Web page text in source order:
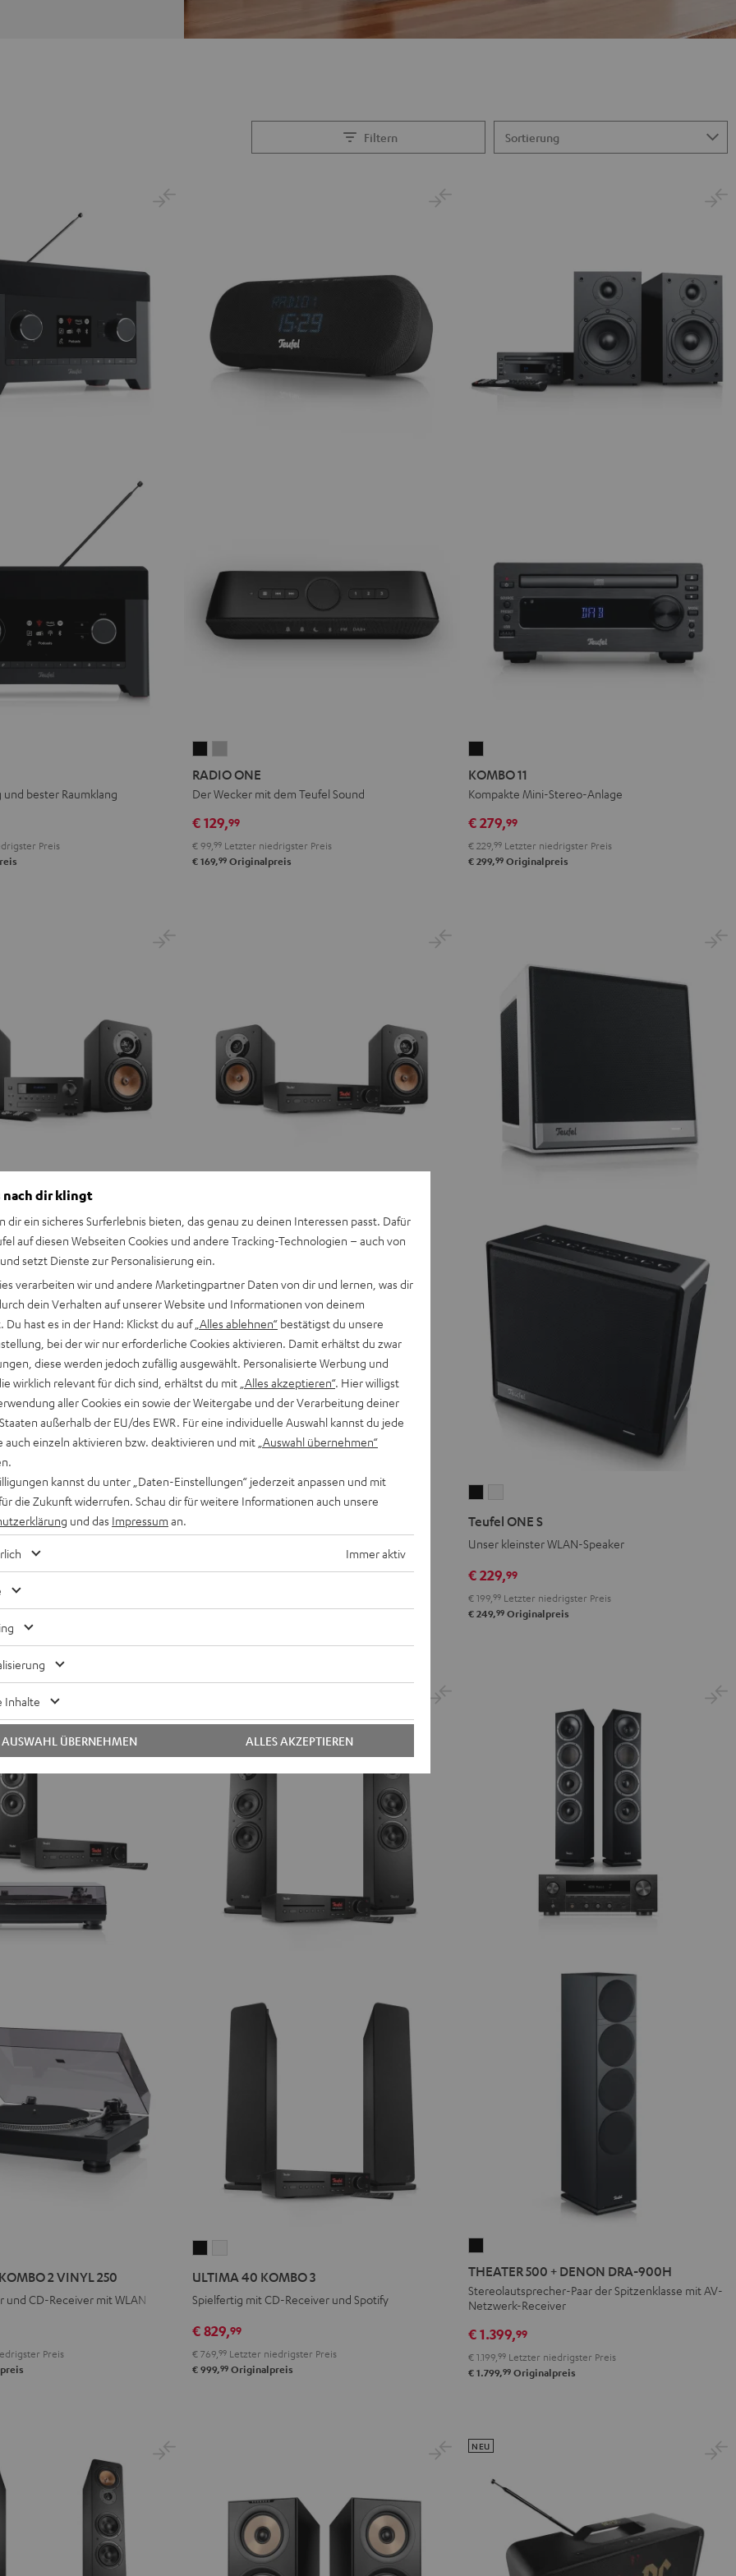
Filtern
und bester Raumklang
Preis
ONE
Black
ONE
Light
RADIO ONE
Der Wecker mit dem Teufel Sound
€ 129,99
€ 99, 99 Letzter niedrigster Preis
€ 169,99 Originalpreis
11
Schwarz
KOMBO 11
Kompakte Mini-Stereo-Anlage
€ 279,99
€ 229, 99 Letzter niedrigster Preis
€ 299,99 Originalpreis
2
Anlage der Spitzenklasse für
und Games
Preis
ULTIMA
KOMBO
SE
ULTIMA
KOMBO
SE
€ 629,99
99
ONE
Schwarz
ONE
Weiß
Teufel ONE S
Unser kleinster WLAN-Speaker
€ 229,99
€ 199,99 Letzter niedrigster Preis
€ 249,99 Originalpreis
2 VINYL 250
und CD-Receiver mit WLAN
Preis
3
Schwarz
3
Weiß
ULTIMA 40 KOMBO 3
Spielfertig mit CD-Receiver und Spotify
€ 829,99
€ 769,99 Letzter niedrigster Preis
€ 999,99 Originalpreis
500
DENON
900H
Schwarz
THEATER 500 + DENON DRA-900H
Stereolautsprecher-Paar der Spitzenklasse mit AV-
Netzwerk-Receiver
€ 1.399,99
€ 1.199, 99 Letzter niedrigster Preis
€ 1.799,99 Originalpreis
NEU
nach dir klingt
dir ein sicheres Surferlebnis bieten, das genau zu deinen Interessen passt. Dafür
auf diesen Webseiten Cookies und andere Tracking-Technologien – auch von
setzt Dienste zur Personalisierung ein.
verarbeiten wir und andere Marketingpartner Daten von dir und lernen, was dir
dein Verhalten auf unserer Website und Informationen von deinem
Du hast es in der Hand: Klickst du auf „Alles ablehnen“ bestätigst du unsere
bei der wir nur erforderliche Cookies aktivieren. Damit erhältst du zwar
diese werden jedoch zufällig ausgewählt. Personalisierte Werbung und
wirklich relevant für dich sind, erhältst du mit „Alles akzeptieren“. Hier willigst
aller Cookies ein sowie der Weitergabe und der Verarbeitung deiner
außerhalb der EU/des EWR. Für eine individuelle Auswahl kannst du jede
auch einzeln aktivieren bzw. deaktivieren und mit „Auswahl übernehmen“
kannst du unter „Daten-Einstellungen“ jederzeit anpassen und mit
die Zukunft widerrufen. Schau dir für weitere Informationen auch unsere
und das Impressum an.
Immer aktiv
Inhalte
ALLES AKZEPTIEREN
AUSWAHL ÜBERNEHMEN